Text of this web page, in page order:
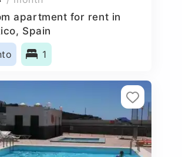
apartment for rent in
Spain
1